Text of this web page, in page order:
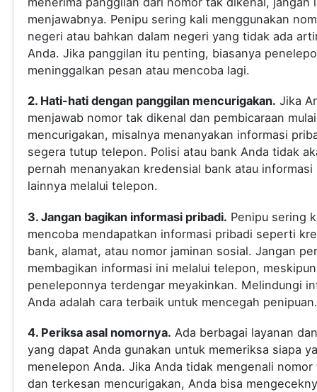
menjawabnya. Penipu sering kali menggunakan
negeri atau bahkan dalam negeri yang tidak ada
Anda. Jika panggilan itu penting, biasanya
meninggalkan pesan atau mencoba lagi.
2. Hati-hati dengan panggilan mencurigakan. Jika
menjawab nomor tak dikenal dan pembicaraan mulai
mencurigakan, misalnya menanyakan informasi
segera tutup telepon. Polisi atau bank Anda tidak
pernah menanyakan kredensial bank atau
lainnya melalui telepon.
3. Jangan bagikan informasi pribadi. Penipu sering
mencoba mendapatkan informasi pribadi seperti
bank, alamat, atau nomor jaminan sosial. Jangan
membagikan informasi ini melalui telepon, meskipun
peneleponnya terdengar meyakinkan. Melindungi
Anda adalah cara terbaik untuk mencegah penipuan.
4. Periksa asal nomornya. Ada berbagai layanan
yang dapat Anda gunakan untuk memeriksa siapa
menelepon Anda. Jika Anda tidak mengenali
dan terkesan mencurigakan, Anda bisa